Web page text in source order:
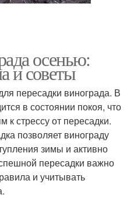
осенью:
и советы
пересадки винограда. В
в состоянии покоя, что
к стрессу от пересадки.
позволяет винограду
зимы и активно
пересадки важно
и учитывать